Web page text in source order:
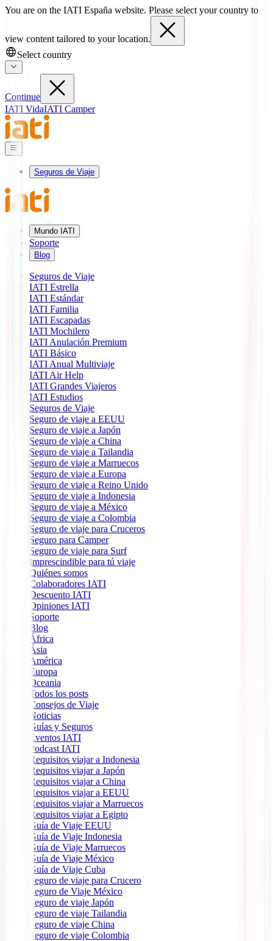
You are on the IATI España website. Please select your country to
view content tailored to your location.
Select country
Continue
IATI VidaIATI Camper
Seguros de Viaje
Mundo IATI
Soporte
Blog
Seguros de Viaje
IATI Estrella
IATI Estándar
IATI Familia
IATI Escapadas
IATI Mochilero
IATI Anulación Premium
IATI Básico
IATI Anual Multiviaje
IATI Air Help
IATI Grandes Viajeros
IATI Estudios
Seguros de Viaje
Seguro de viaje a EEUU
Seguro de viaje a Japón
Seguro de viaje a China
Seguro de viaje a Tailandia
Seguro de viaje a Marruecos
Seguro de viaje a Europa
Seguro de viaje a Reino Unido
Seguro de viaje a Indonesia
Seguro de viaje a México
Seguro de viaje a Colombia
Seguro de viaje para Cruceros
Seguro para Camper
Seguro de viaje para Surf
Imprescindible para tú viaje
Quiénes somos
Colaboradores IATI
Descuento IATI
Opiniones IATI
Soporte
Blog
África
Ásia
América
Europa
Oceania
Todos los posts
Consejos de Viaje
Noticias
Guías y Seguros
Eventos IATI
Podcast IATI
Requisitos viajar a Indonesia
Requisitos viajar a Japón
Requisitos viajar a China
Requisitos viajar a EEUU
Requisitos viajar a Marruecos
Requisitos viajar a Egipto
Guía de Viaje EEUU
Guía de Viaje Indonesia
Guía de Viaje Marruecos
Guía de Viaje México
Guía de Viaje Cuba
Seguro de viaje para Crucero
Seguro de Viaje México
Seguro de viaje Japón
Seguro de viaje Tailandia
Seguro de viaje China
Seguro de viaje Colombia